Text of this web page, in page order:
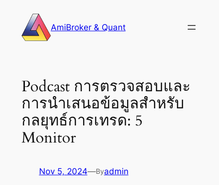
content
AmiBroker & Quant
Podcast การตรวจสอบและ
การนำเสนอข้อมูลสำหรับ
กลยุทธ์การเทรด: 5
Monitor
Nov 5, 2024—Byadmin